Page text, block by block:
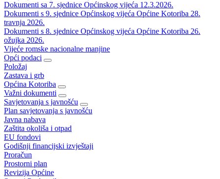
Dokumenti sa 7. sjednice Općinskog vijeća 12.3.2026.
Dokumenti s 9. sjednice Općinskog vijeća Općine Kotoriba 28.
travnja 2026.
Dokumenti s 8. sjednice Općinskog vijeća Općine Kotoriba 26.
ožujka 2026.
Vijeće romske nacionalne manjine
Opći podaci
Položaj
Zastava i grb
Općina Kotoriba
Važni dokumenti
Savjetovanja s javnošću
Plan savjetovanja s javnošću
Javna nabava
Zaštita okoliša i otpad
EU fondovi
Godišnji financijski izvještaji
Proračun
Prostorni plan
Revizija Općine